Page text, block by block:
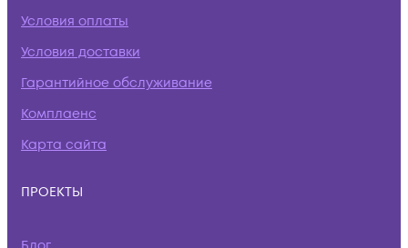
Условия оплаты
Условия доставки
Гарантийное обслуживание
Комплаенс
Карта сайта
ПРОЕКТЫ